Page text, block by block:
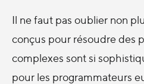
Il ne faut pas oublier non
conçus pour résoudre des
complexes sont si
pour les programmateurs